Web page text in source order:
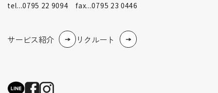
tel...0795 22 9094 fax...0795 23 0446
サービス紹介 リクルート